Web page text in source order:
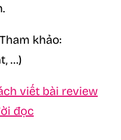
khảo:
…)
viết bài review
đọc